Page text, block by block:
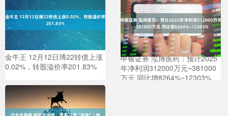
金牛王 12月12日博22转债上涨
0.02%，转股溢价率201.83%
申银证券 泓博医药：预计2025
年净利润312000万元~381000
万元 同比增8264%~12303%